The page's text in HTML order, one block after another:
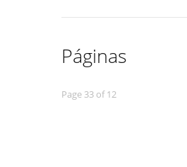
Páginas
Page 33 of 12